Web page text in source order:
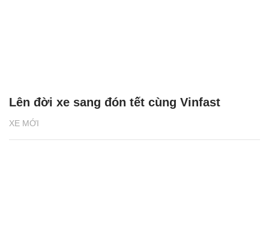
XE MỚI
Lên đời xe sang đón tết cùng Vinfast